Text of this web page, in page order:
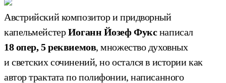
Австрийский композитор и придворный
капельмейстерИоганн Йозеф Фукснаписал
18 опер, 5 реквиемов, множество духовных
и светских сочинений, но остался в истории как
автор трактата по полифонии, написанного